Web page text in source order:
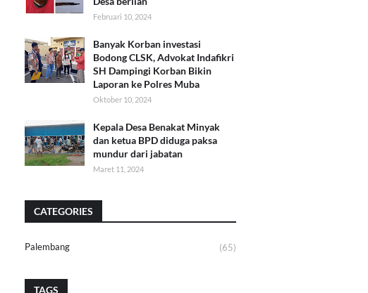
Februari 10, 2024
Banyak Korban investasi
Bodong CLSK, Advokat Indafikri
SH Dampingi Korban Bikin
Laporan ke Polres Muba
Oktober 10, 2024
Kepala Desa Benakat Minyak
dan ketua BPD diduga paksa
mundur dari jabatan
Maret 11, 2024
CATEGORIES
Palembang (65)
TAGS